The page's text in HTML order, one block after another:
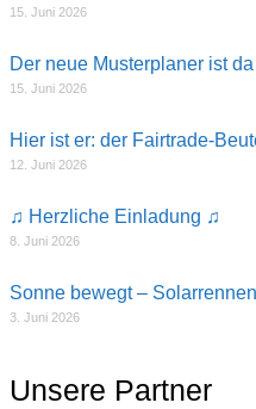
15. Juni 2026
Der neue Musterplaner ist da
15. Juni 2026
Hier ist er: der Fairtrade-
12. Juni 2026
♫ Herzliche Einladung ♫
8. Juni 2026
Sonne bewegt –
3. Juni 2026
Unsere Partner